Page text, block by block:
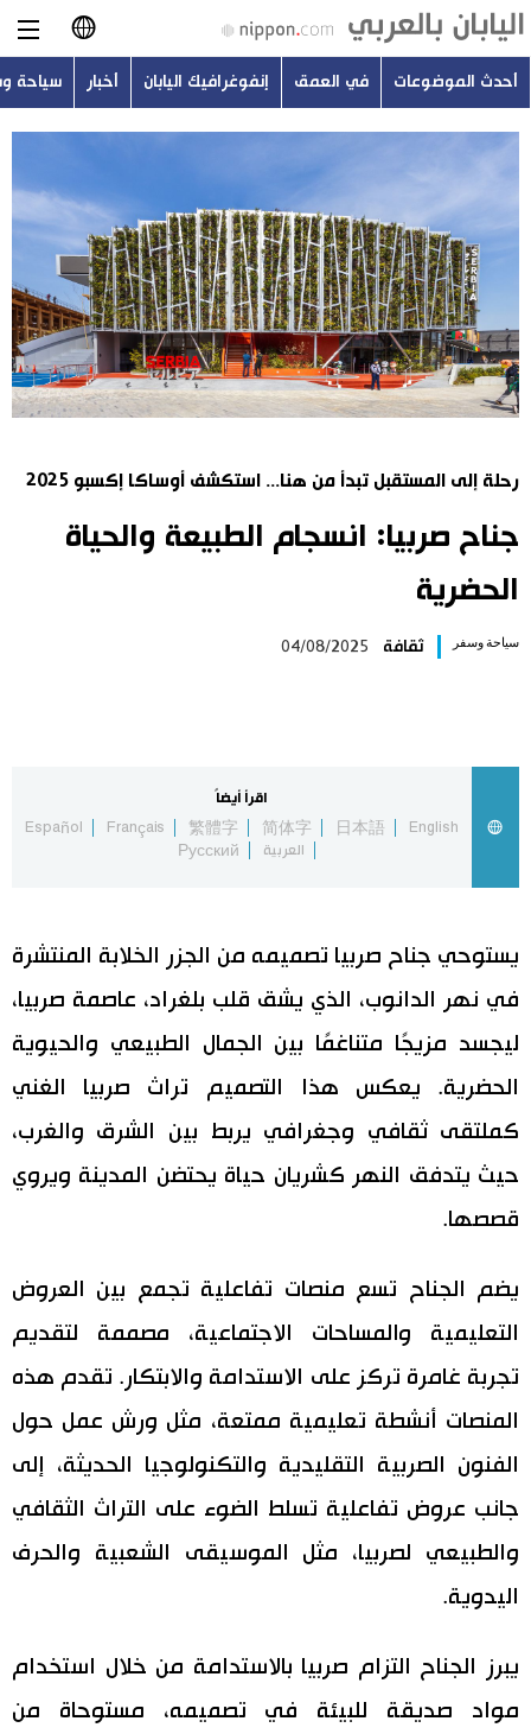
日本語
简体字
繁體字
Français
Español
أحدث الموضوعات
في العمق
إنفوغرافيك اليابان
مانغا وأنيمي
الأقسام
صور
تجارب وآراء
سياسة
مجتمع
طوكيو
الأكثر تفاعلا
هو وهي
أحدث الموضوعات في العمق إنفوغرافيك اليابان أخبار سياحة
رحلة إلى المستقبل تبدأ من هنا... استكشف أوساكا إكسبو 2025
جناح صربيا: انسجام الطبيعة والحياة
الحضرية
سياحة وسفر ثقافة 04/08/2025
اقرأ أيضاً
English
日本語
简体字
繁體字
Français
Español
العربية
Русский
يستوحي جناح صربيا تصميمه من الجزر الخلابة المنتشرة
في نهر الدانوب، الذي يشق قلب بلغراد، عاصمة صربيا،
ليجسد مزيجًا متناغمًا بين الجمال الطبيعي والحيوية
الحضرية. يعكس هذا التصميم تراث صربيا الغني
كملتقى ثقافي وجغرافي يربط بين الشرق والغرب،
حيث يتدفق النهر كشريان حياة يحتضن المدينة ويروي
قصصها.
يضم الجناح تسع منصات تفاعلية تجمع بين العروض
التعليمية والمساحات الاجتماعية، مصممة لتقديم
تجربة غامرة تركز على الاستدامة والابتكار. تقدم هذه
المنصات أنشطة تعليمية ممتعة، مثل ورش عمل حول
الفنون الصربية التقليدية والتكنولوجيا الحديثة، إلى
جانب عروض تفاعلية تسلط الضوء على التراث الثقافي
والطبيعي لصربيا، مثل الموسيقى الشعبية والحرف
اليدوية.
يبرز الجناح التزام صربيا بالاستدامة من خلال استخدام
مواد صديقة للبيئة في تصميمه، مستوحاة من